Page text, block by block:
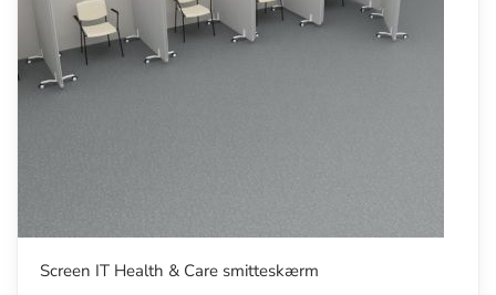
Screen IT Health & Care smitteskærm